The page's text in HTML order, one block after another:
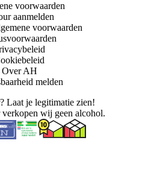
voorwaarden
aanmelden
voorwaarden
Over AH
melden
Laat je legitimatie zien!
verkopen wij geen alcohol.